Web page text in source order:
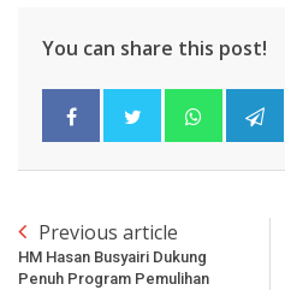
You can share this post!
Previous article
HM Hasan Busyairi Dukung
Penuh Program Pemulihan